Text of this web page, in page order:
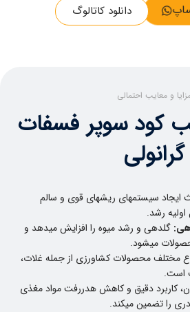
دانلود کاتالوگ
و معایب احتمالی
کود سوپر فسفات
گرانولی
ایجاد سیستمهای ریشهای قوی و سالم
رشد.
گلدهی و رشد میوه را افزایش میدهد و
میشود.
مختلف محصولات کشاورزی از جمله غلات،
است.
کاربرد دقیق و کاهش هدررفت مواد مغذی
را تضمین میکند.